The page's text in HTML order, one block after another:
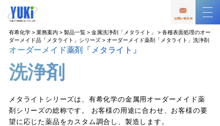
有希化学> 業務案内 > 製品一覧> 金属洗浄剤「メタライト」 > 各種表面処理のオー
ダーメイド品「メタライト」シリーズ> オーダーメイド薬剤「メタライト」洗浄剤
オーダーメイド薬剤「メタライト」
洗浄剤
メタライトシリーズは、有希化学の金属用オーダーメイド薬
剤シリーズの総称です。 お客様の用途に合わせ、お客様の要
望に応じた薬品をカスタム調合し、製造します。